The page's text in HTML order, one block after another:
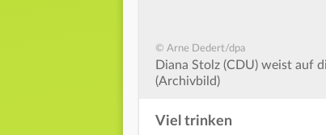
© Arne Dedert/dpa
Diana Stolz (CDU) weist auf
(Archivbild)
Viel trinken